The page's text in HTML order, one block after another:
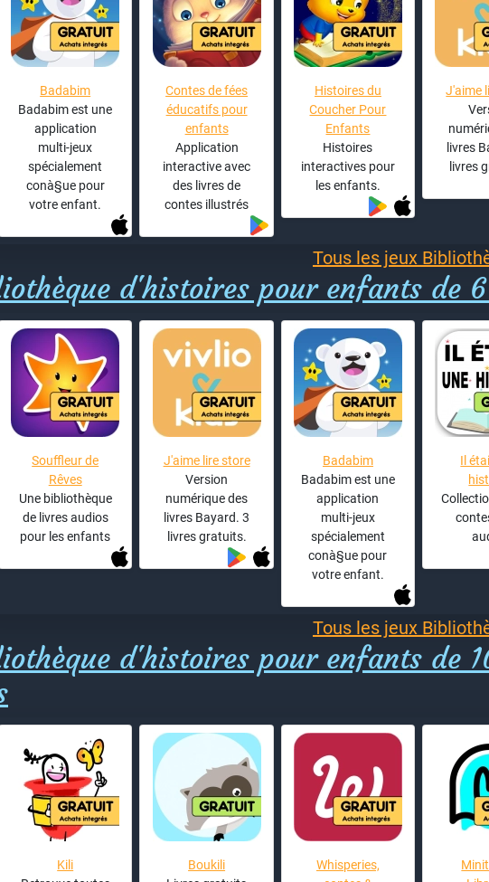
Badabim
Badabim est une
application
multi-jeux
spécialement
conà§ue pour
votre enfant.
Contes de fées
éducatifs pour
enfants
Application
interactive avec
des livres de
contes illustrés
Histoires du
Coucher Pour
Enfants
Histoires
interactives pour
les enfants.
J'aime
livres
livres
Tous les jeux
d'histoires pour enfants de
Souffleur de
Rêves
Une bibliothèque
de livres audios
pour les enfants
J'aime lire store
Version
numérique des
livres Bayard. 3
livres gratuits.
Badabim
Badabim est une
application
multi-jeux
spécialement
conà§ue pour
votre enfant.
Il
Tous les jeux
d'histoires pour enfants de
Kili
Boukili
Whisperies,